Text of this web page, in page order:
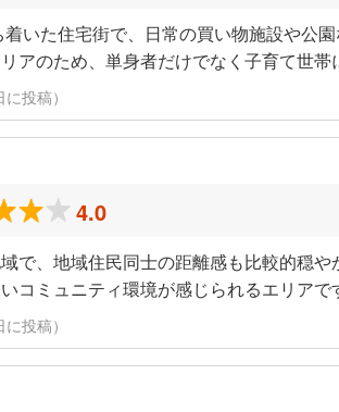
いた住宅街で、日常の買い物施設や公
アのため、単身者だけでなく子育て世帯
投稿）
4.0
で、地域住民同士の距離感も比較的穏
コミュニティ環境が感じられるエリアで
投稿）